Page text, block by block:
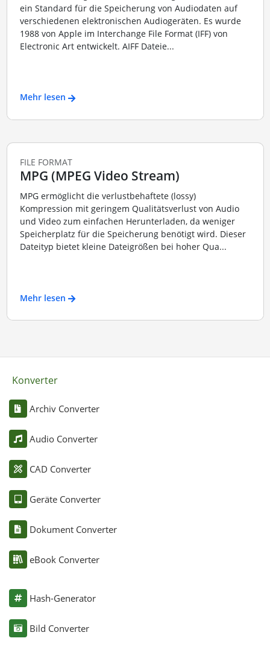
ein Standard für die Speicherung von Audiodaten auf
verschiedenen elektronischen Audiogeräten. Es wurde
1988 von Apple im Interchange File Format (IFF) von
Electronic Art entwickelt. AIFF Dateie...
Mehr lesen
FILE FORMAT
MPG (MPEG Video Stream)
MPG ermöglicht die verlustbehaftete (lossy)
Kompression mit geringem Qualitätsverlust von Audio
und Video zum einfachen Herunterladen, da weniger
Speicherplatz für die Speicherung benötigt wird. Dieser
Dateityp bietet kleine Dateigrößen bei hoher Qua...
Mehr lesen
Konverter
Archiv Converter
Audio Converter
CAD Converter
Geräte Converter
Dokument Converter
eBook Converter
Hash-Generator
Bild Converter